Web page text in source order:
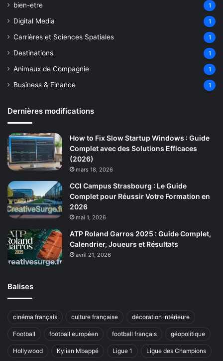
bien-etre 1
Digital Media 1
Carrières et Sciences Spatiales 1
Destinations 1
Animaux de Compagnie 1
Business & Finance 1
Dernières modifications
How to Fix Slow Startup Windows : Guide
Complet avec des Solutions Efficaces
(2026)
mars 18, 2026
CCI Campus Strasbourg : Le Guide
Complet pour Réussir Votre Formation en
2026
mai 1, 2026
ATP Roland Garros 2025 : Guide Complet,
Calendrier, Joueurs et Résultats
avril 21, 2026
Balises
cinéma français culture française décoration intérieure
Football football européen football français géopolitique
Hollywood Kylian Mbappé Ligue 1 Ligue des Champions